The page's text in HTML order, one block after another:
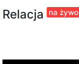
Relacja na żywo